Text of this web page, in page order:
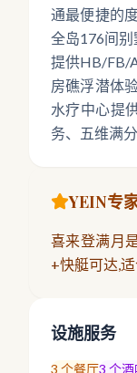
通最便捷的
全岛176间别
提供HB/FB/
房礁浮潜体
水疗中心提
务、五维满
YEIN专
喜来登满月
+快艇可达,
设施服务
3 个餐厅3 个酒